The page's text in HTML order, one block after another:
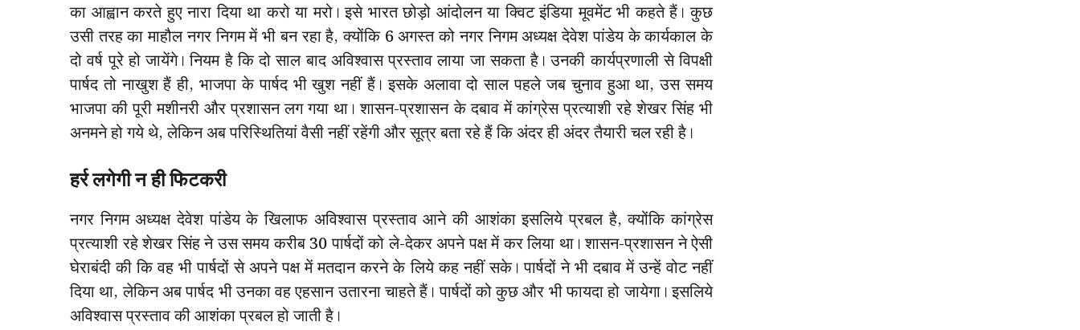
का आह्वान करते हुए नारा दिया था करो या मरो। इसे भारत छोड़ो आंदोलन या क्विट इंडिया मूवमेंट भी कहते हैं। कुछ
उसी तरह का माहौल नगर निगम में भी बन रहा है, क्योंकि 6 अगस्त को नगर निगम अध्यक्ष देवेश पांडेय के कार्यकाल के
दो वर्ष पूरे हो जायेंगे। नियम है कि दो साल बाद अविश्वास प्रस्ताव लाया जा सकता है। उनकी कार्यप्रणाली से विपक्षी
पार्षद तो नाखुश हैं ही, भाजपा के पार्षद भी खुश नहीं हैं। इसके अलावा दो साल पहले जब चुनाव हुआ था, उस समय
भाजपा की पूरी मशीनरी और प्रशासन लग गया था। शासन-प्रशासन के दबाव में कांग्रेस प्रत्याशी रहे शेखर सिंह भी
अनमने हो गये थे, लेकिन अब परिस्थितियां वैसी नहीं रहेंगी और सूत्र बता रहे हैं कि अंदर ही अंदर तैयारी चल रही है।
हर्र लगेगी न ही फिटकरी
नगर निगम अध्यक्ष देवेश पांडेय के खिलाफ अविश्वास प्रस्ताव आने की आशंका इसलिये प्रबल है, क्योंकि कांग्रेस
प्रत्याशी रहे शेखर सिंह ने उस समय करीब 30 पार्षदों को ले-देकर अपने पक्ष में कर लिया था। शासन-प्रशासन ने ऐसी
घेराबंदी की कि वह भी पार्षदों से अपने पक्ष में मतदान करने के लिये कह नहीं सके। पार्षदों ने भी दबाव में उन्हें वोट नहीं
दिया था, लेकिन अब पार्षद भी उनका वह एहसान उतारना चाहते हैं। पार्षदों को कुछ और भी फायदा हो जायेगा। इसलिये
अविश्वास प्रस्ताव की आशंका प्रबल हो जाती है।